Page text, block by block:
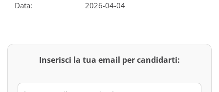
Data:
2026-04-04
Inserisci la tua email per candidarti: